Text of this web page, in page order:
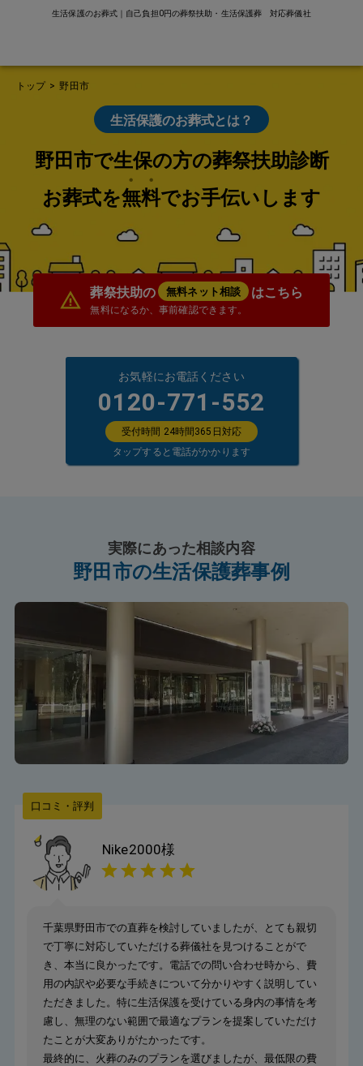
生活保護のお葬式｜自己負担0円の葬祭扶助・生活保護葬 対応葬儀社
トップ > 野田市
生活保護のお葬式とは？
野田市で生保の方の葬祭扶助診断
お葬式を無料でお手伝いします
葬祭扶助の 無料ネット相談 はこちら
無料になるか、事前確認できます。
お気軽にお電話ください
0120-771-552
受付時間 24時間365日対応
タップすると電話がかかります
実際にあった相談内容
野田市の生活保護葬事例
口コミ・評判
Nike2000様
千葉県野田市での直葬を検討していましたが、とても親切
で丁寧に対応していただける葬儀社を見つけることがで
き、本当に良かったです。電話での問い合わせ時から、費
用の内訳や必要な手続きについて分かりやすく説明してい
ただきました。特に生活保護を受けている身内の事情を考
慮し、無理のない範囲で最適なプランを提案していただけ
たことが大変ありがたかったです。
最終的に、火葬のみのプランを選びましたが、最低限の費